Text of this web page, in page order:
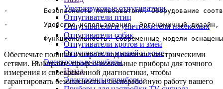
Ультразвуковые отпугиватели
Отпугиватели птиц
Отпугиватели и уничтожители насекомых
Отпугиватели собак
Отпугиватели кротов и змей
Отпугиватели мышей и крыс
Электронные приборы
Назад
Электронные приборы
·         Безопасность пользователя. Оборудование
·         Удобство использования. Эргономичный
·         Функциональность. Современные модели
Обеспечьте полный контроль над вашими электрическими
сетями. Выбирайте профессиональные приборы для точного
измерения и своевременной диагностики, чтобы
гарантировать безопасность и бесперебойную работу вашего